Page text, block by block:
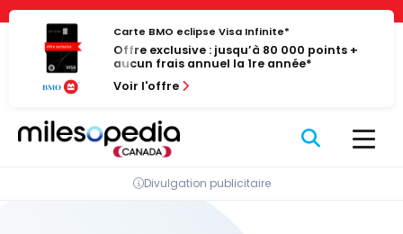
Panneau de gestion des cookies
Passer
contenu
Carte BMO eclipse Visa Infinite*
Offre exclusive : jusqu’à 80 000 points +
aucun frais annuel la 1re année*
Voir l'offre
Divulgation publicitaire